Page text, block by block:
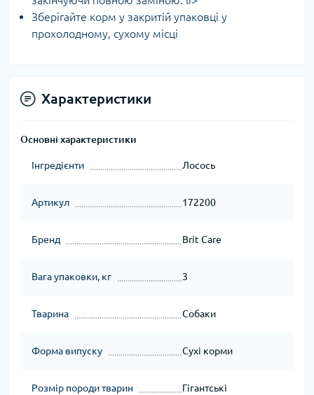
Зберігайте корм у закритій упаковці у
прохолодному, сухому місці
Характеристики
Основні характеристики
Інгредієнти Лосось
Артикул 172200
Бренд Brit Care
Вага упаковки, кг 3
Тварина Собаки
Форма випуску Сухі корми
Розмір породи тварин Гігантські